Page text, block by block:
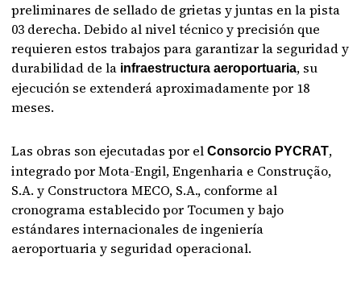
preliminares de sellado de grietas y juntas en la pista
03 derecha. Debido al nivel técnico y precisión que
requieren estos trabajos para garantizar la seguridad y
durabilidad de la infraestructura aeroportuaria, su
ejecución se extenderá aproximadamente por 18
meses.
Las obras son ejecutadas por elConsorcio PYCRAT,
integrado por Mota-Engil, Engenharia e Construção,
S.A. y Constructora MECO, S.A., conforme al
cronograma establecido por Tocumen y bajo
estándares internacionales de ingeniería
aeroportuaria y seguridad operacional.